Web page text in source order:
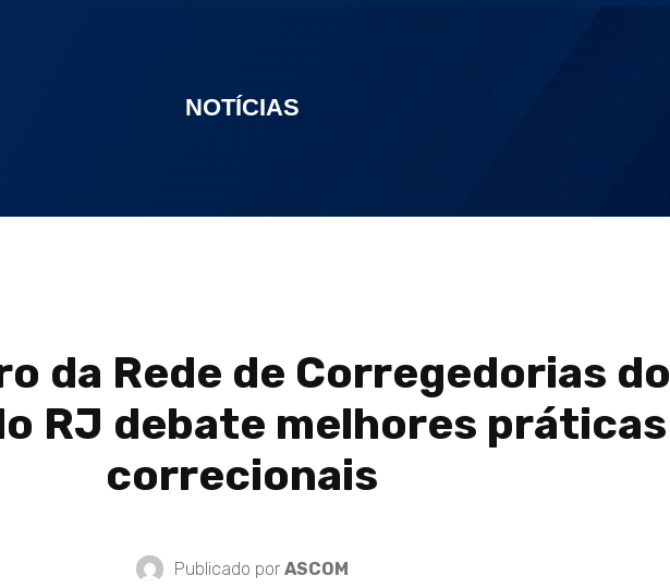
NOTÍCIAS
da Rede de Corregedorias do
RJ debate melhores práticas
correcionais
Publicado por ASCOM